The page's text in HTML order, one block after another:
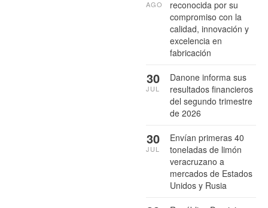
reconocida por su
compromiso con la
calidad, innovación y
excelencia en
fabricación
AGO
Danone informa sus
resultados financieros
del segundo trimestre
de 2026
30
JUL
Envían primeras 40
toneladas de limón
veracruzano a
mercados de Estados
Unidos y Rusia
30
JUL